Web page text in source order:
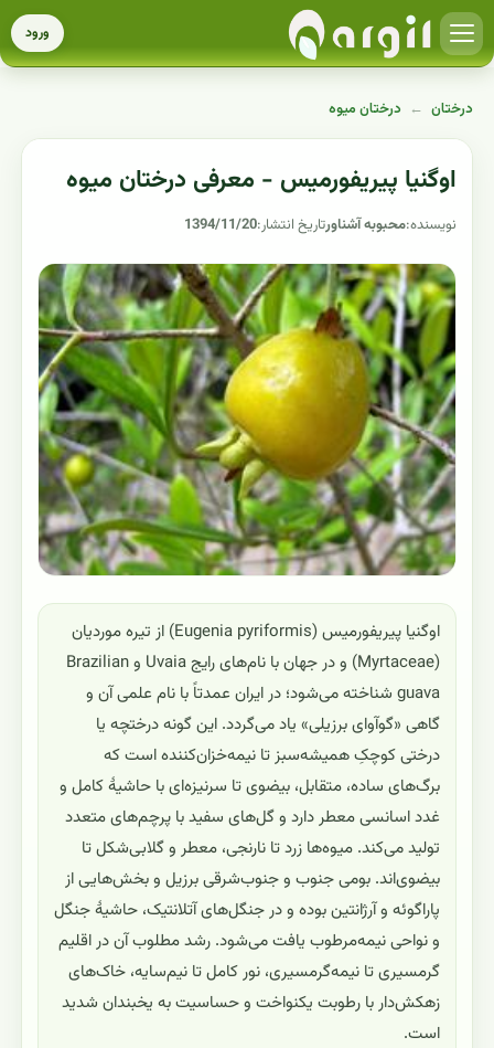
ورود
درختان ← درختان میوه
اوگنیا پیریفورمیس - معرفی درختان میوه
نویسنده:محبوبه آشناورتاریخ انتشار:1394/11/20
اوگنیا پیریفورمیس (Eugenia pyriformis) از تیره موردیان
(Myrtaceae) و در جهان با نام‌های رایج Uvaia و Brazilian
guava شناخته می‌شود؛ در ایران عمدتاً با نام علمی آن و
گاهی «گوآوای برزیلی» یاد می‌گردد. این گونه درختچه یا
درختی کوچکِ همیشه‌سبز تا نیمه‌خزان‌کننده است که
برگ‌های ساده، متقابل، بیضوی تا سرنیزه‌ای با حاشیهٔ کامل و
غدد اسانسی معطر دارد و گل‌های سفید با پرچم‌های متعدد
تولید می‌کند. میوه‌ها زرد تا نارنجی، معطر و گلابی‌شکل تا
بیضوی‌اند. بومی جنوب و جنوب‌شرقی برزیل و بخش‌هایی از
پاراگوئه و آرژانتین بوده و در جنگل‌های آتلانتیک، حاشیهٔ جنگل
و نواحی نیمه‌مرطوب یافت می‌شود. رشد مطلوب آن در اقلیم
گرمسیری تا نیمه‌گرمسیری، نور کامل تا نیم‌سایه، خاک‌های
زهکش‌دار با رطوبت یکنواخت و حساسیت به یخبندان شدید
است.